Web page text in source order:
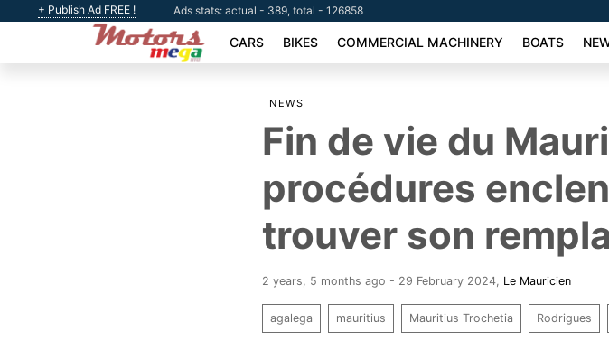
+ Publish Ad FREE ! Ads stats: actual - 389, total - 126858
CARS BIKES COMMERCIAL MACHINERY BOATS
NEWS
Fin de vie du
procédures
trouver son
2 years, 5 months ago - 29 February 2024 Le Mauricien
agalega mauritius Mauritius Trochetia Rodrigues